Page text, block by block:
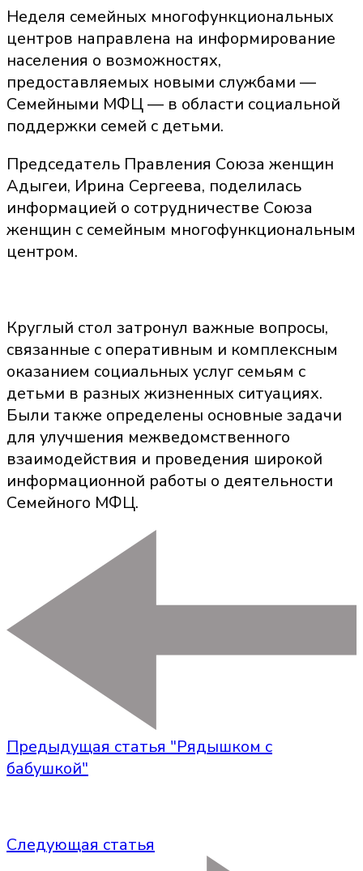
Неделя семейных многофункциональных
центров направлена на информирование
населения о возможностях,
предоставляемых новыми службами —
Семейными МФЦ — в области социальной
поддержки семей с детьми.
Председатель Правления Союза женщин
Адыгеи, Ирина Сергеева, поделилась
информацией о сотрудничестве Союза
женщин с семейным многофункциональным
центром.
Круглый стол затронул важные вопросы,
связанные с оперативным и комплексным
оказанием социальных услуг семьям с
детьми в разных жизненных ситуациях.
Были также определены основные задачи
для улучшения межведомственного
взаимодействия и проведения широкой
информационной работы о деятельности
Семейного МФЦ.
Предыдущая статья "Рядышком с
бабушкой"
Следующая статья